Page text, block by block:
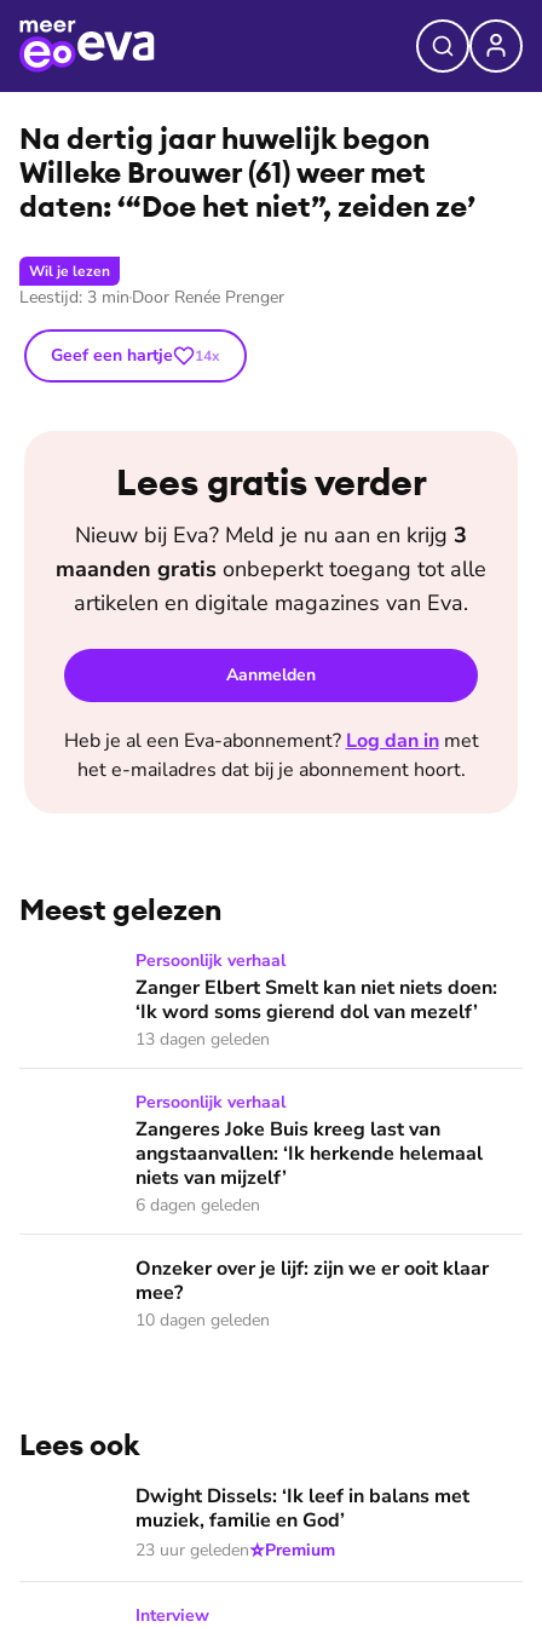
⭐Premium
John van Gelder
Na dertig jaar huwelijk begon
Willeke Brouwer (61) weer met
daten: ‘“Doe het niet”, zeiden ze’
Wil je lezen
Leestijd: 3 min Door Renée Prenger
Geef een hartje 14x
Lees gratis verder
Nieuw bij Eva? Meld je nu aan en krijg 3
maanden gratis onbeperkt toegang tot alle
artikelen en digitale magazines van Eva.
Aanmelden
Heb je al een Eva-abonnement? Log dan in met
het e-mailadres dat bij je abonnement hoort.
Meest gelezen
Zanger Elbert Smelt kan niet niets doen: ‘Ik word soms
Persoonlijk verhaal
Zanger Elbert Smelt kan niet niets doen:
‘Ik word soms gierend dol van mezelf’
13 dagen geleden
Zangeres Joke Buis kreeg last van angstaanvallen: ‘Ik
Persoonlijk verhaal
Zangeres Joke Buis kreeg last van
angstaanvallen: ‘Ik herkende helemaal
niets van mijzelf’
6 dagen geleden
Onzeker over je lijf: zijn we er ooit klaar mee?
Onzeker over je lijf: zijn we er ooit klaar
mee?
10 dagen geleden
Lees ook
Dwight Dissels: ‘Ik leef in balans met muziek, familie en
Dwight Dissels: ‘Ik leef in balans met
muziek, familie en God’
23 uur geleden⭐Premium
Daniëlle van Grondelle werd het eerste curvy topmodel
Interview